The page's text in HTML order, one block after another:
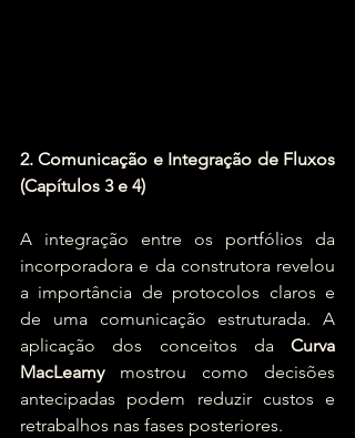
2. Comunicação e Integração de Fluxos
(Capítulos 3 e 4)
A integração entre os portfólios da
incorporadora e da construtora revelou
a importância de protocolos claros e
de uma comunicação estruturada. A
aplicação dos conceitos da Curva
MacLeamy mostrou como decisões
antecipadas podem reduzir custos e
retrabalhos nas fases posteriores.